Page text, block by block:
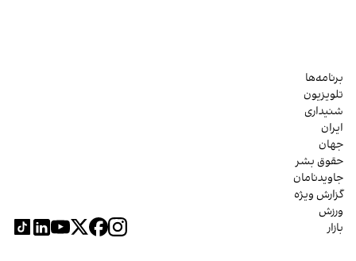
برنامه‌ها
تلویزیون
شنیداری
ایران
جهان
حقوق بشر
جاویدنامان
گزارش ویژه
ورزش
بازار